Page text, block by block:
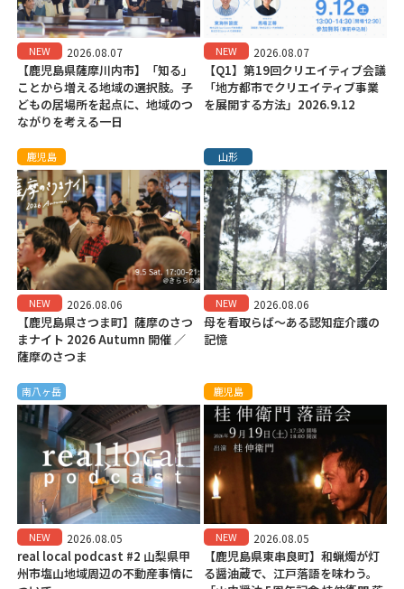
NEW 2026.08.07
【鹿児島県薩摩川内市】「知る」
ことから増える地域の選択肢。子
どもの居場所を起点に、地域のつ
ながりを考える一日
NEW 2026.08.07
【Q1】第19回クリエイティブ会議
「地方都市でクリエイティブ事業
を展開する方法」2026.9.12
鹿児島
NEW 2026.08.06
【鹿児島県さつま町】薩摩のさつ
まナイト 2026 Autumn 開催 ／
薩摩のさつま
山形
NEW 2026.08.06
母を看取らば～ある認知症介護の
記憶
南八ヶ岳
NEW 2026.08.05
real local podcast #2 山梨県甲
州市塩山地域周辺の不動産事情に
鹿児島
NEW 2026.08.05
【鹿児島県東串良町】和蝋燭が灯
る醤油蔵で、江戸落語を味わう。